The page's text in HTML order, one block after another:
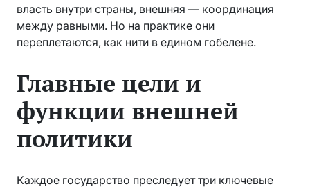
власть внутри страны, внешняя — координация
между равными. Но на практике они
переплетаются, как нити в едином гобелене.
Главные цели и
функции внешней
политики
Каждое государство преследует три ключевые